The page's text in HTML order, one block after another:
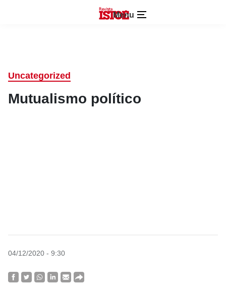
Menu
Uncategorized
Mutualismo político
04/12/2020 - 9:30